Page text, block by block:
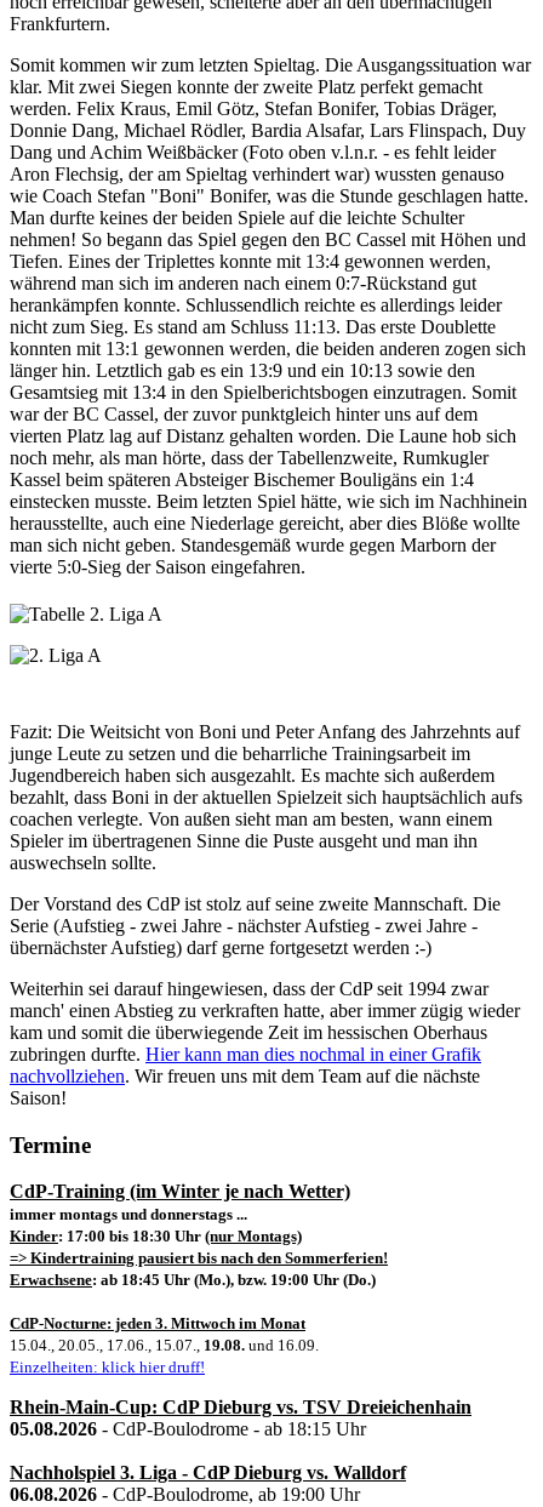
Frankfurtern.
Somit kommen wir zum letzten Spieltag. Die Ausgangssituation war
klar. Mit zwei Siegen konnte der zweite Platz perfekt gemacht
werden. Felix Kraus, Emil Götz, Stefan Bonifer, Tobias Dräger,
Donnie Dang, Michael Rödler, Bardia Alsafar, Lars Flinspach, Duy
Dang und Achim Weißbäcker (Foto oben v.l.n.r. - es fehlt leider
Aron Flechsig, der am Spieltag verhindert war) wussten genauso
wie Coach Stefan "Boni" Bonifer, was die Stunde geschlagen hatte.
Man durfte keines der beiden Spiele auf die leichte Schulter
nehmen! So begann das Spiel gegen den BC Cassel mit Höhen und
Tiefen. Eines der Triplettes konnte mit 13:4 gewonnen werden,
während man sich im anderen nach einem 0:7-Rückstand gut
herankämpfen konnte. Schlussendlich reichte es allerdings leider
nicht zum Sieg. Es stand am Schluss 11:13. Das erste Doublette
konnten mit 13:1 gewonnen werden, die beiden anderen zogen sich
länger hin. Letztlich gab es ein 13:9 und ein 10:13 sowie den
Gesamtsieg mit 13:4 in den Spielberichtsbogen einzutragen. Somit
war der BC Cassel, der zuvor punktgleich hinter uns auf dem
vierten Platz lag auf Distanz gehalten worden. Die Laune hob sich
noch mehr, als man hörte, dass der Tabellenzweite, Rumkugler
Kassel beim späteren Absteiger Bischemer Bouligäns ein 1:4
einstecken musste. Beim letzten Spiel hätte, wie sich im Nachhinein
herausstellte, auch eine Niederlage gereicht, aber dies Blöße wollte
man sich nicht geben. Standesgemäß wurde gegen Marborn der
vierte 5:0-Sieg der Saison eingefahren.
Fazit: Die Weitsicht von Boni und Peter Anfang des Jahrzehnts auf
junge Leute zu setzen und die beharrliche Trainingsarbeit im
Jugendbereich haben sich ausgezahlt. Es machte sich außerdem
bezahlt, dass Boni in der aktuellen Spielzeit sich hauptsächlich aufs
coachen verlegte. Von außen sieht man am besten, wann einem
Spieler im übertragenen Sinne die Puste ausgeht und man ihn
auswechseln sollte.
Der Vorstand des CdP ist stolz auf seine zweite Mannschaft. Die
Serie (Aufstieg - zwei Jahre - nächster Aufstieg - zwei Jahre -
übernächster Aufstieg) darf gerne fortgesetzt werden :-)
Weiterhin sei darauf hingewiesen, dass der CdP seit 1994 zwar
manch' einen Abstieg zu verkraften hatte, aber immer zügig wieder
kam und somit die überwiegende Zeit im hessischen Oberhaus
zubringen durfte. Hier kann man dies nochmal in einer Grafik
nachvollziehen. Wir freuen uns mit dem Team auf die nächste
Saison!
Termine
CdP-Training (im Winter je nach Wetter)
immer montags und donnerstags ...
Kinder: 17:00 bis 18:30 Uhr (nur Montags)
=> Kindertraining pausiert bis nach den Sommerferien!
Erwachsene: ab 18:45 Uhr (Mo.), bzw. 19:00 Uhr (Do.)
CdP-Nocturne: jeden 3. Mittwoch im Monat
15.04., 20.05., 17.06., 15.07., 19.08. und 16.09.
Einzelheiten: klick hier druff!
Rhein-Main-Cup: CdP Dieburg vs. TSV Dreieichenhain
05.08.2026 - CdP-Boulodrome - ab 18:15 Uhr
Nachholspiel 3. Liga - CdP Dieburg vs. Walldorf
06.08.2026 - CdP-Boulodrome, ab 19:00 Uhr